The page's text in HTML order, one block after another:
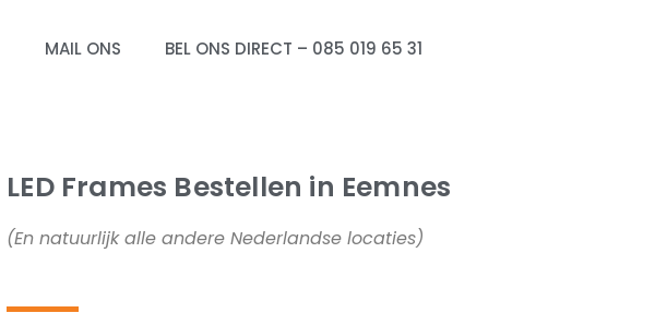
MAIL ONS BEL ONS DIRECT – 085 019 65 31
LED Frames Bestellen in Eemnes
(En natuurlijk alle andere Nederlandse locaties)